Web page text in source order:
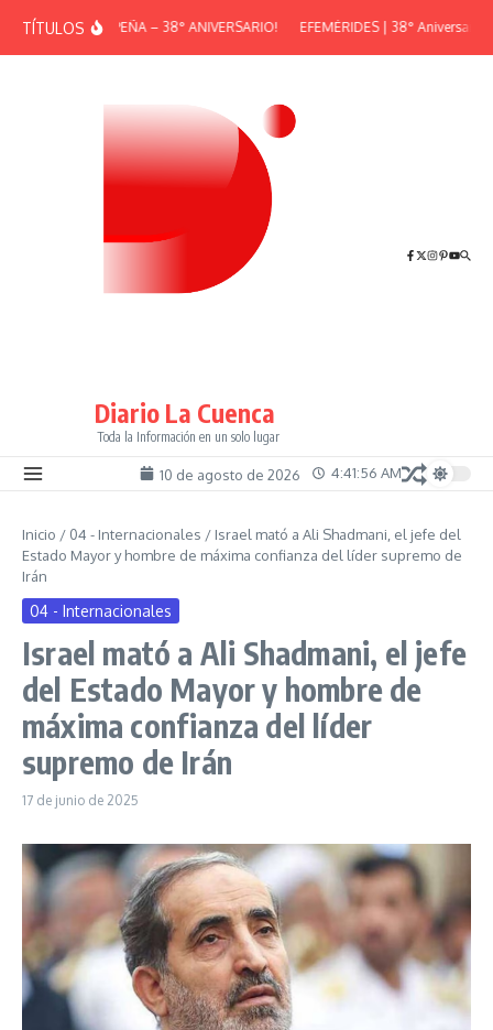
TÍTULOS¡GRAN PEÑA – 38° ANIVERSARIO! EFEMÉRIDES | 38° Aniversario
Diario La Cuenca
Toda la Información en un solo lugar
10 de agosto de 2026 4:41:56 AM
Inicio / 04 - Internacionales / Israel mató a Ali Shadmani, el jefe del
Estado Mayor y hombre de máxima confianza del líder supremo de
Irán
04 - Internacionales
Israel mató a Ali Shadmani, el jefe
del Estado Mayor y hombre de
máxima confianza del líder
supremo de Irán
17 de junio de 2025